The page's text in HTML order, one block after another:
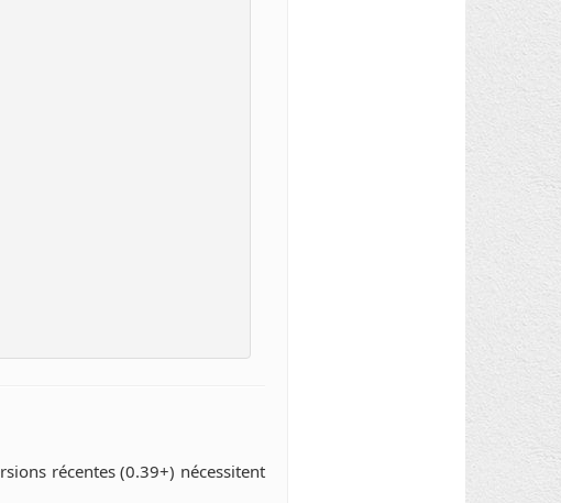
récentes (0.39+) nécessitent